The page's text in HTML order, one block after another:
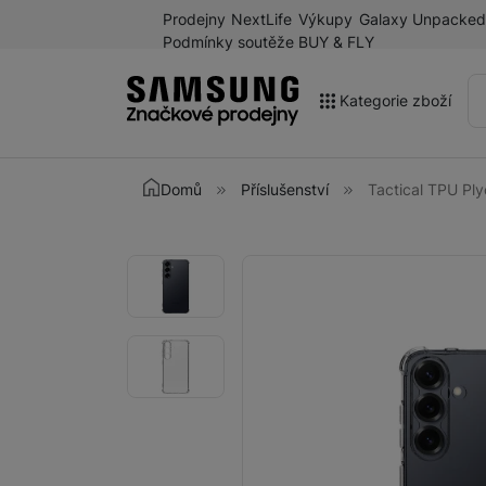
Prodejny NextLife Výkupy Galaxy Unpacked
Podmínky soutěže BUY & FLY
Kategorie zboží
Akce
Galaxy Z Fold8 a další
novinky léta 2026
Mobilní telefony
Tablety
Domů Příslušenství Tactical TPU
Fotografie